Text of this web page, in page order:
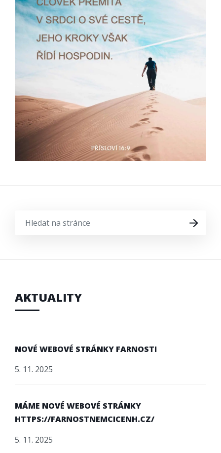
HLEDAT
AKTUALITY
NOVÉ WEBOVÉ STRÁNKY FARNOSTI
5. 11. 2025
MÁME NOVÉ WEBOVÉ STRÁNKY
HTTPS://FARNOSTNEMCICENH.CZ/
5. 11. 2025